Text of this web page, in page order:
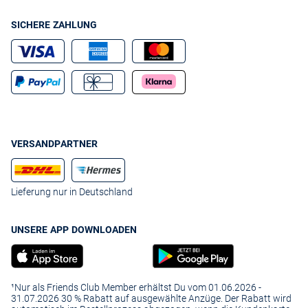
Nie wieder Laufmaschen
Vor allem Damenstrumpfhosen mit niedrigen den-Zahlen sind äußerst
sensibel. Manchmal genügt ein Reißverschluss, ein Fingernagel oder
eine scharfe Kante und schon bilden sich Risse, von denen aus sich
Laufmaschen ihren Weg bahnen. Aus diesem Grund haben viele bei
wichtigen Terminen eine Ersatzstrumpfhose in der Handtasche. Vor
solchen Unannehmlichkeiten schützen die sogenannten Goodbye-
Das macht sie strapazierfähiger. Haarspray oder Nagellack verhindern,
dass eine Laufmaschine immer größer wird.
Die richtige Pflege für zartes Gewebe
Mit der richtigen Pflege bleiben Ihre neuen Strumpfhosen für Damen in
ein. Optimal sind zudem ein Feinwaschmittel und ein
Wäschenetz.
Benutzen Sie auch bei der Handwäsche ein
anschließend in einem Handtuch ein und drücken Sie
das Wasser heraus.
SICHERE ZAHLUNG
VERSANDPARTNER
Lieferung nur in Deutschland
UNSERE APP DOWNLOADEN
¹Nur als Friends Club Member erhältst Du vom 01.06.2026 -
31.07.2026 30 % Rabatt auf ausgewählte Anzüge. Der Rabatt wird